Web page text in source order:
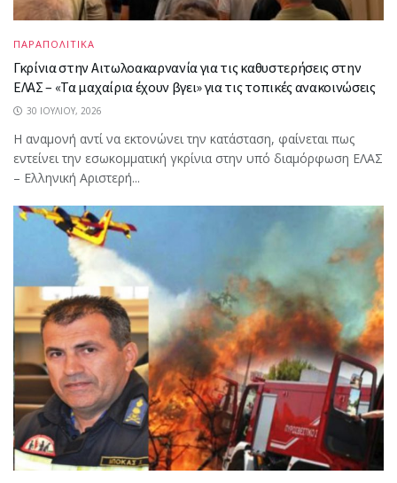
ΠΑΡΑΠΟΛΙΤΙΚΑ
Γκρίνια στην Αιτωλοακαρνανία για τις καθυστερήσεις στην
ΕΛΑΣ – «Τα μαχαίρια έχουν βγει» για τις τοπικές ανακοινώσεις
30 ΙΟΥΛΊΟΥ, 2026
Η αναμονή αντί να εκτονώνει την κατάσταση, φαίνεται πως
εντείνει την εσωκομματική γκρίνια στην υπό διαμόρφωση ΕΛΑΣ
– Ελληνική Αριστερή...